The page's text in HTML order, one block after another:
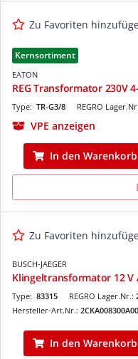
Zu Favoriten
Kernsortiment
EATON
REG Transformator 230V
REGRO
Type: TR-G3/8
VPE anzeigen
In den Warenkorb
Zu Favoriten
BUSCH-JAEGER
Klingeltransformator 12 V
REGRO Lager.Nr.:
Type: 83315
Hersteller-Art.Nr.:
In den Warenkorb